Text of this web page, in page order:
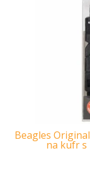
Beagles
na kufr s